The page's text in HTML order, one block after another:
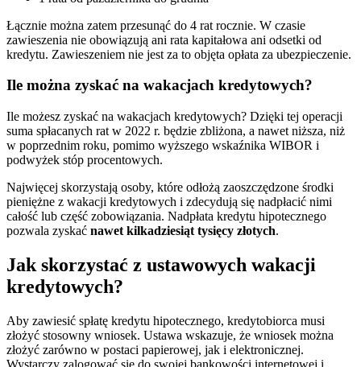
Łącznie można zatem przesunąć do 4 rat rocznie. W czasie
zawieszenia nie obowiązują ani rata kapitałowa ani odsetki od
kredytu. Zawieszeniem nie jest za to objęta opłata za ubezpieczenie.
Ile można zyskać na wakacjach kredytowych?
Ile możesz zyskać na wakacjach kredytowych? Dzięki tej operacji
suma spłacanych rat w 2022 r. będzie zbliżona, a nawet niższa, niż
w poprzednim roku, pomimo wyższego wskaźnika WIBOR i
podwyżek stóp procentowych.
Najwięcej skorzystają osoby, które odłożą zaoszczędzone środki
pieniężne z wakacji kredytowych i zdecydują się nadpłacić nimi
całość lub część zobowiązania. Nadpłata kredytu hipotecznego
pozwala zyskać nawet kilkadziesiąt tysięcy złotych.
Jak skorzystać z ustawowych wakacji
kredytowych?
Aby zawiesić spłatę kredytu hipotecznego, kredytobiorca musi
złożyć stosowny wniosek. Ustawa wskazuje, że wniosek można
złożyć zarówno w postaci papierowej, jak i elektronicznej.
Wystarczy zalogować się do swojej bankowości internetowej i